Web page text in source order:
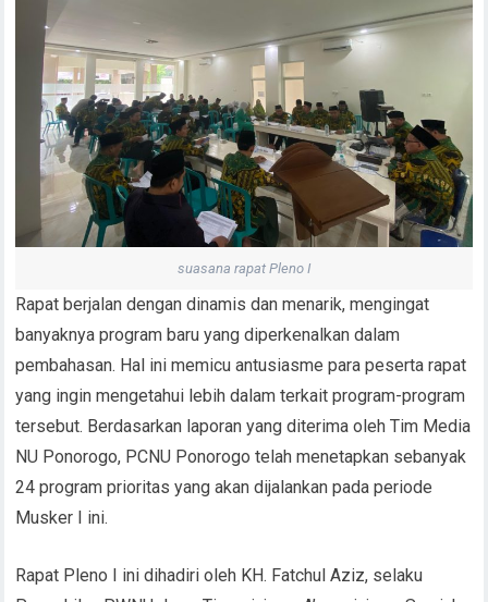
suasana rapat Pleno I
Rapat berjalan dengan dinamis dan menarik, mengingat
banyaknya program baru yang diperkenalkan dalam
pembahasan. Hal ini memicu antusiasme para peserta rapat
yang ingin mengetahui lebih dalam terkait program-program
tersebut. Berdasarkan laporan yang diterima oleh Tim Media
NU Ponorogo, PCNU Ponorogo telah menetapkan sebanyak
24 program prioritas yang akan dijalankan pada periode
Musker I ini.
Rapat Pleno I ini dihadiri oleh KH. Fatchul Aziz, selaku